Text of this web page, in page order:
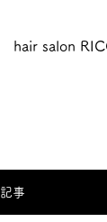
hair salon
記事